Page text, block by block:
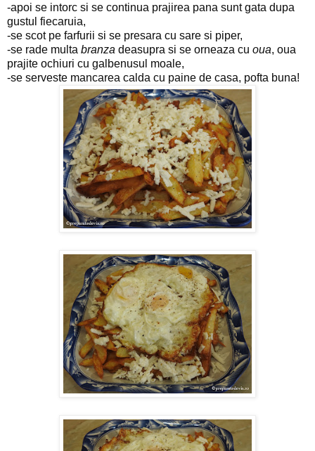
-apoi se intorc si se continua prajirea pana sunt gata dupa
gustul fiecaruia,
-se scot pe farfurii si se presara cu sare si piper,
-se rade multa branza deasupra si se orneaza cu oua, oua
prajite ochiuri cu galbenusul moale,
-se serveste mancarea calda cu paine de casa, pofta buna!